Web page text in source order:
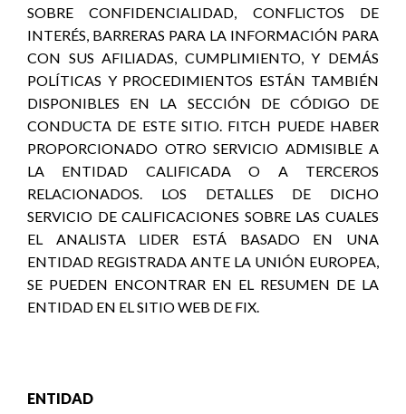
SOBRE CONFIDENCIALIDAD, CONFLICTOS DE
INTERÉS, BARRERAS PARA LA INFORMACIÓN PARA
CON SUS AFILIADAS, CUMPLIMIENTO, Y DEMÁS
POLÍTICAS Y PROCEDIMIENTOS ESTÁN TAMBIÉN
DISPONIBLES EN LA SECCIÓN DE CÓDIGO DE
CONDUCTA DE ESTE SITIO. FITCH PUEDE HABER
PROPORCIONADO OTRO SERVICIO ADMISIBLE A
LA ENTIDAD CALIFICADA O A TERCEROS
RELACIONADOS. LOS DETALLES DE DICHO
SERVICIO DE CALIFICACIONES SOBRE LAS CUALES
EL ANALISTA LIDER ESTÁ BASADO EN UNA
ENTIDAD REGISTRADA ANTE LA UNIÓN EUROPEA,
SE PUEDEN ENCONTRAR EN EL RESUMEN DE LA
ENTIDAD EN EL SITIO WEB DE FIX.
ENTIDAD